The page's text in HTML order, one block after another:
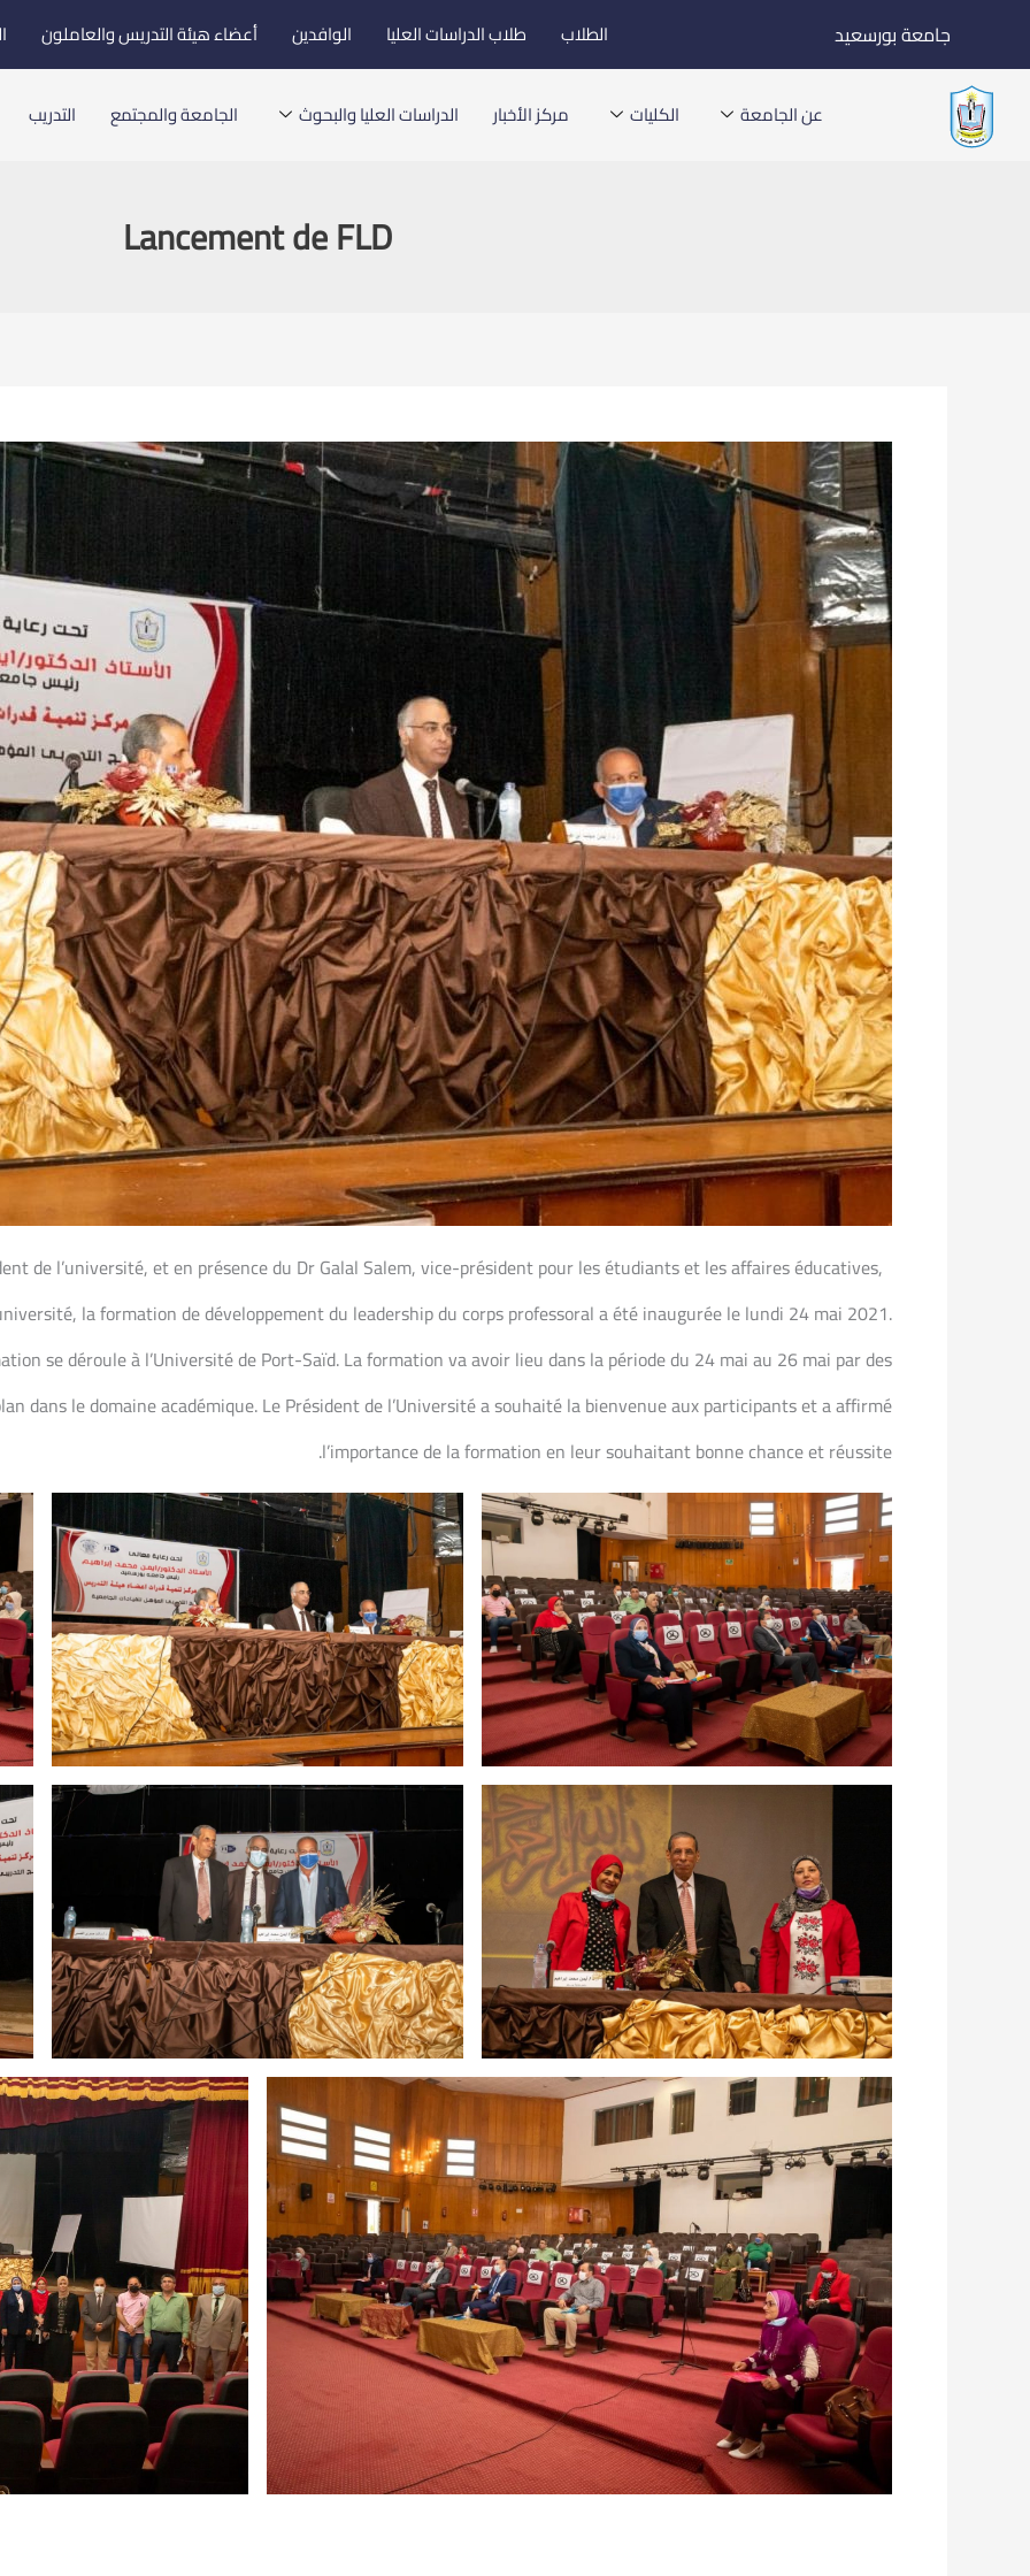
إلى
المحتوى
جامعة بورسعيد الطلاب طلاب الدراسات العليا الوافدين أعضاء هيئة التدريس والعاملون
عن الجامعة الكليات مركز الأخبار الدراسات العليا والبحوث الجامعة والمجتمع التدريب
Lancement de FLD
de l’université, et en présence du Dr Galal Salem, vice-président pour les étudiants et les affaires éducatives,
la formation de développement du leadership du corps professoral a été inaugurée le lundi 24 mai 2021.
se déroule à l’Université de Port-Saïd. La formation va avoir lieu dans la période du 24 mai au 26 mai par des
dans le domaine académique. Le Président de l’Université a souhaité la bienvenue aux participants et a affirmé
l’importance de la formation en leur souhaitant bonne chance et réussite.